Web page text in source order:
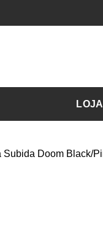
LOJA